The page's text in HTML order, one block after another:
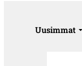
Uusimmat